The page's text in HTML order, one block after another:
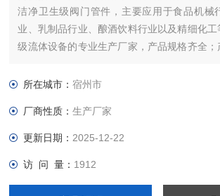
洁净卫生级阀门管件，主要应用于食品机械
业、乳制品行业、酿酒饮料行业以及精细化
级流体设备的专业生产厂家，产品规格齐全
空法兰，真空管件，真空弯头，真空三通，
所在城市：宿州市
厂商性质：生产厂家
更新日期： 2025-12-22
访 问 量： 1912